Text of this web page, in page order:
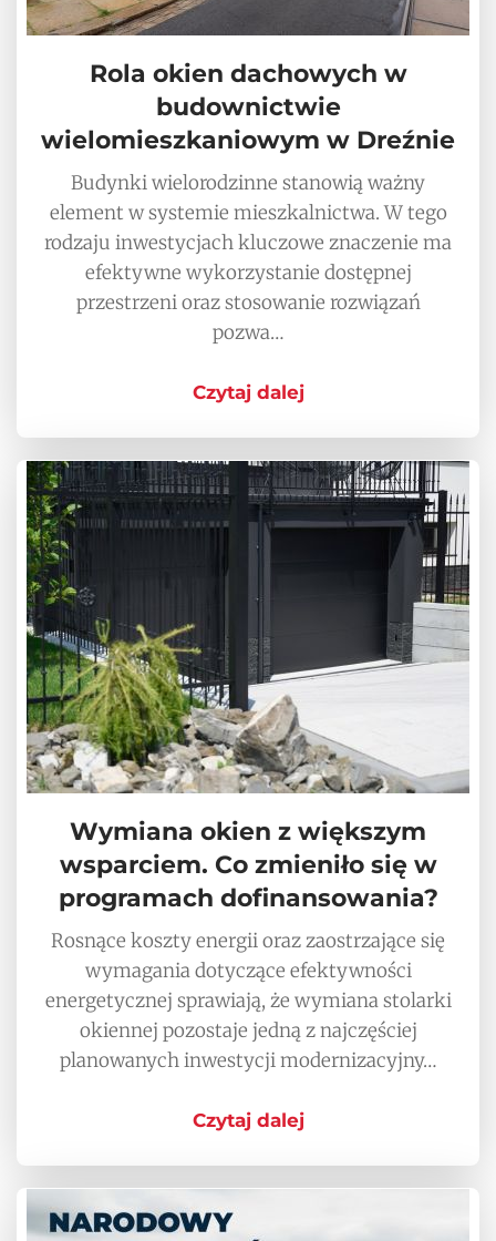
Rola okien dachowych w
budownictwie
wielomieszkaniowym w Dreźnie
Budynki wielorodzinne stanowią ważny
element w systemie mieszkalnictwa. W tego
rodzaju inwestycjach kluczowe znaczenie ma
efektywne wykorzystanie dostępnej
przestrzeni oraz stosowanie rozwiązań
pozwa…
Czytaj dalej
Wymiana okien z większym
wsparciem. Co zmieniło się w
programach dofinansowania?
Rosnące koszty energii oraz zaostrzające się
wymagania dotyczące efektywności
energetycznej sprawiają, że wymiana stolarki
okiennej pozostaje jedną z najczęściej
planowanych inwestycji modernizacyjny…
Czytaj dalej